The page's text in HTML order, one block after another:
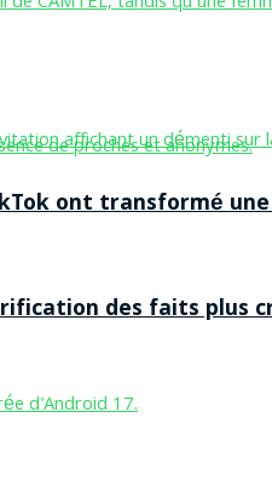
des faits plus
ont transformé